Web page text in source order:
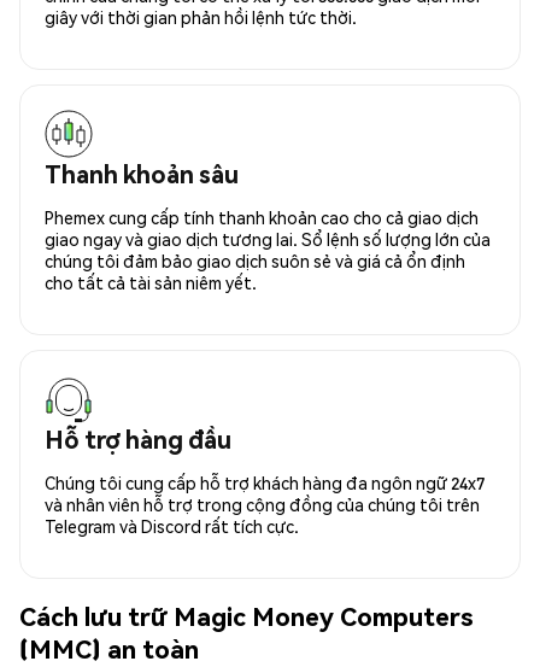
giây với thời gian phản hồi lệnh tức thời.
Thanh khoản sâu
Phemex cung cấp tính thanh khoản cao cho cả giao dịch
giao ngay và giao dịch tương lai. Sổ lệnh số lượng lớn của
chúng tôi đảm bảo giao dịch suôn sẻ và giá cả ổn định
cho tất cả tài sản niêm yết.
Hỗ trợ hàng đầu
Chúng tôi cung cấp hỗ trợ khách hàng đa ngôn ngữ 24x7
và nhân viên hỗ trợ trong cộng đồng của chúng tôi trên
Telegram và Discord rất tích cực.
Cách lưu trữ Magic Money Computers
(MMC) an toàn